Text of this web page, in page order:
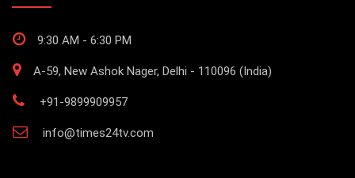
9:30 AM - 6:30 PM
A-59, New Ashok Nager, Delhi - 110096 (India)
+91-9899909957
info@times24tv.com